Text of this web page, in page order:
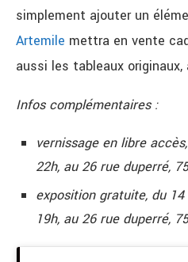
simplement ajouter un
Artemile mettra en vente
aussi les tableaux
Infos complémentaires :
vernissage en libre
22h, au 26 rue duperré,
exposition gratuite, du
19h, au 26 rue duperré,